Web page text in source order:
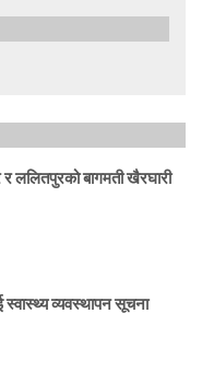
ललितपुरको बागमती खैरघारी
स्वास्थ्य व्यवस्थापन सूचना